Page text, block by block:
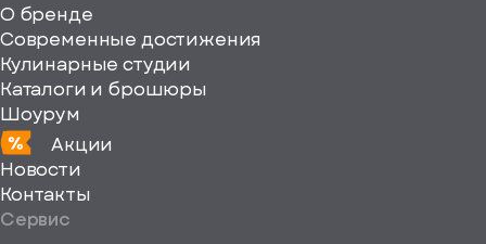
О бренде
Современные достижения
Кулинарные студии
Каталоги и брошюры
Шоурум
Акции
Новости
Контакты
Сервис